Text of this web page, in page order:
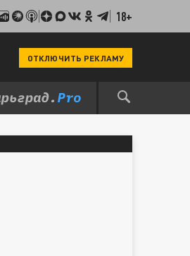
18+
ОТКЛЮЧИТЬ РЕКЛАМУ